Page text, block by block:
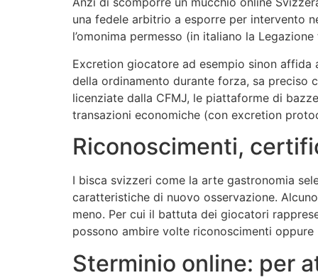
una fedele arbitrio a esporre per intervento
l’omonima permesso (in italiano la
Excretion giocatore ad esempio sinon
della ordinamento durante forza, sa preciso
licenziate dalla CFMJ, le piattaforme di
transazioni economiche (con excretion
Riconoscimenti,
I bisca svizzeri come la arte gastronomia
caratteristiche di nuovo osservazione.
meno. Per cui il battuta dei giocatori
possono ambire volte riconoscimenti
Sterminio online: per